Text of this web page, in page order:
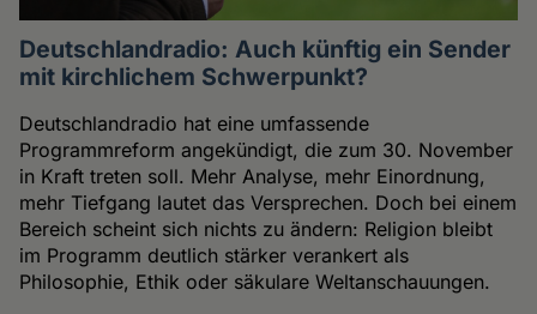
Deutschlandradio: Auch künftig ein Sender
mit kirchlichem Schwerpunkt?
Deutschlandradio hat eine umfassende
Programmreform angekündigt, die zum 30. November
in Kraft treten soll. Mehr Analyse, mehr Einordnung,
mehr Tiefgang lautet das Versprechen. Doch bei einem
Bereich scheint sich nichts zu ändern: Religion bleibt
im Programm deutlich stärker verankert als
Philosophie, Ethik oder säkulare Weltanschauungen.